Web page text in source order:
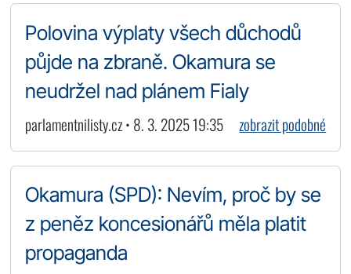
Polovina výplaty všech důchodů
půjde na zbraně. Okamura se
neudržel nad plánem Fialy
parlamentnilisty.cz • 8. 3. 2025 19:35 zobrazit podobné
Okamura (SPD): Nevím, proč by se
z peněz koncesionářů měla platit
propaganda